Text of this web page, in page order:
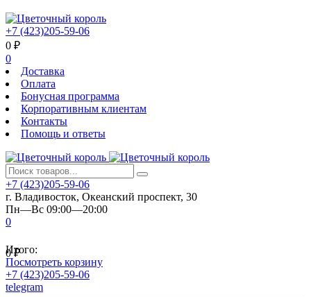
+7 (423)205-59-06
0 ₽
0
Доставка
Оплата
Бонусная программа
Корпоративным клиентам
Контакты
Помощь и ответы
+7 (423)205-59-06
г. Владивосток, Океанский проспект, 30
Пн—Вс 09:00—20:00
0
0₽
Итого:
Посмотреть корзину
+7 (423)205-59-06
telegram